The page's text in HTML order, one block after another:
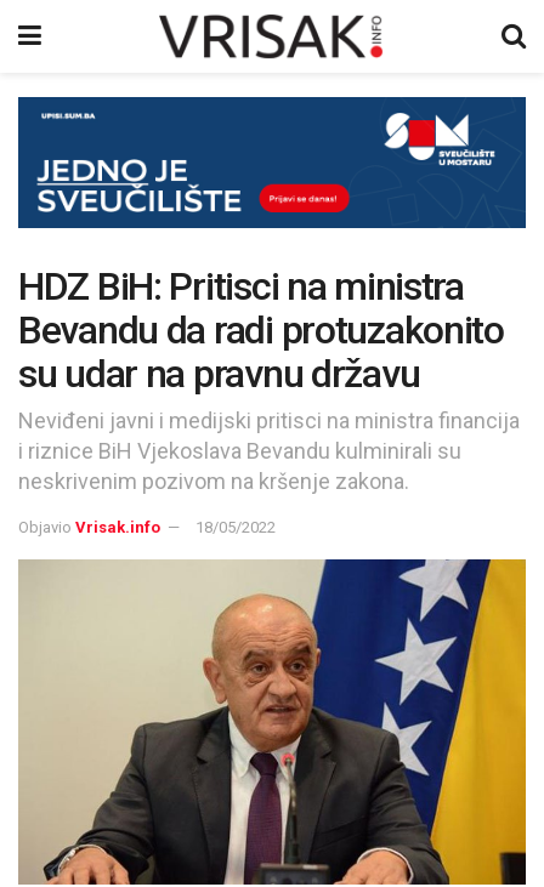
HDZ BiH: Pritisci na ministra
Bevandu da radi protuzakonito
su udar na pravnu državu
Neviđeni javni i medijski pritisci na ministra financija
i riznice BiH Vjekoslava Bevandu kulminirali su
neskrivenim pozivom na kršenje zakona.
Objavio Vrisak.info 18/05/2022